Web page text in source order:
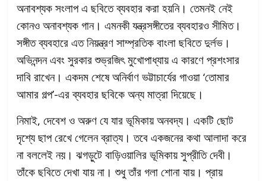
অনাবশ্যক সংলাপ এ ছবিতে ব্যবহার করা হয়নি। তেমনই নেই
কোনও অনাবশ্যক গান। এমনকী যন্ত্রসঙ্গীতের ব্যবহারও সীমিত।
সঙ্গীত ব্যবহারে এত নিয়ন্ত্রণ সাম্প্রতিক বাংলা ছবিতে দুর্লভ।
অভিনন্দন এবং সুরকার শুভ্রজিৎ মুখোপাধ্যায় এ কারণে প্রশংসার
দাবি রাখেন। একদম শেষে অনির্বাণ ভট্টাচার্যের গাওয়া ‘তোমার
আমার গল্প’-এর ব্যবহার ছবিকে অন্য মাত্রা দিয়েছে।
নিমাই, দেবেশ ও অরুণ যে যার ভূমিকায় অনবদ্য। একটি ছোট
দৃশ্যে ছাপ রেখে গেলেন ব্রাত্য। তবে একজনের কথা আলাদা করে
না বললেই নয়। ঝগড়ুটে বাড়িওয়ালির ভূমিকায় সুপ্রীতি দেবী।
তাঁকে ছবিতে দেখা যায় না। শুধু তাঁর গলা শোনা যায়। প্রায়